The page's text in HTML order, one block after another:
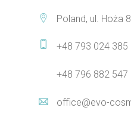
Poland, ul. Hoża
+48 793 024 385
+48 796 882 547
office@evo-